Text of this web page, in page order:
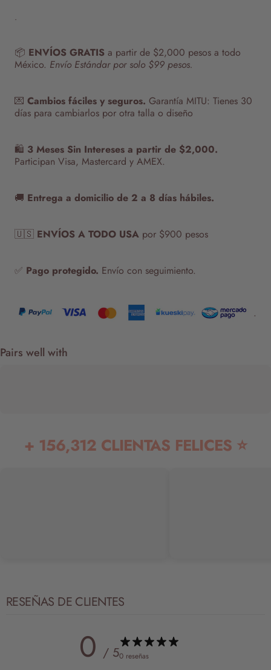
.
📦 ENVÍOS GRATIS a partir de $2,000 pesos a todo
México. Envío Estándar por solo $99 pesos.
💌 Cambios fáciles y seguros. Garantía MITU: Tienes 30
días para cambiarlos por otra talla o diseño
🛍️ 3 Meses Sin Intereses a partir de $2,000.
Participan Visa, Mastercard y AMEX.
🚚 Entrega a domicilio de 2 a 8 días hábiles.
🇺🇸 ENVÍOS A TODO USA por $900 pesos
✅ Pago protegido. Envío con seguimiento.
.
Pairs well with
+ 156,312 CLIENTAS FELICES ⭐
RESEÑAS DE CLIENTES
0 / 50 reseñas